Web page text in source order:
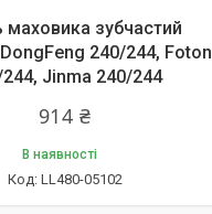
маховика зубчастий
240/244, Foton
Jinma 240/244
914 ₴
В наявності
LL480-05102